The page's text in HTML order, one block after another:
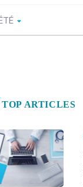
TOP ARTICLES